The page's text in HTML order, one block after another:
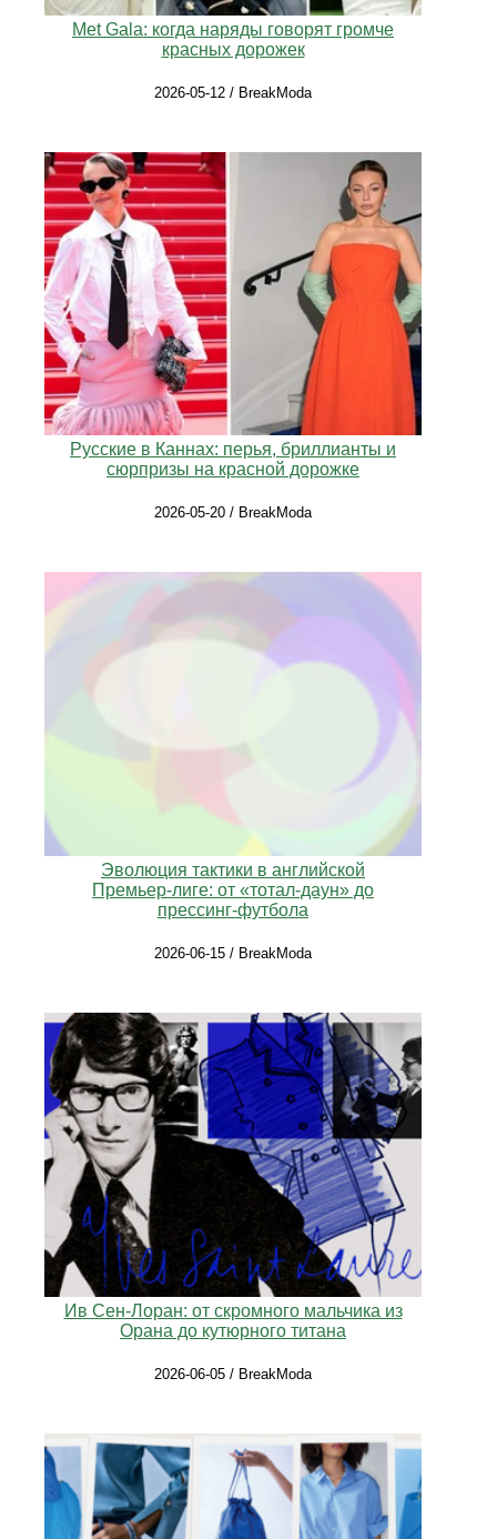
Met Gala: когда наряды говорят громче
красных дорожек
2026-05-12 / BreakModa
Русские в Каннах: перья, бриллианты и
сюрпризы на красной дорожке
2026-05-20 / BreakModa
Эволюция тактики в английской
Премьер‑лиге: от «тотал‑даун» до
прессинг‑футбола
2026-06-15 / BreakModa
Ив Сен-Лоран: от скромного мальчика из
Орана до кутюрного титана
2026-06-05 / BreakModa